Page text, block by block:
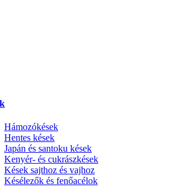
Hámozókések
Hentes kések
Japán és santoku kések
Kenyér- és cukrászkések
Kések sajthoz és vajhoz
Késélezők és fenőacélok